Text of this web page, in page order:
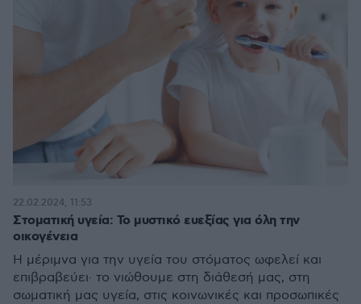
Στοματική υγεία: Το μυστικό ευεξίας για όλη την
οικογένεια
Η μέριμνα για την υγεία του στόματος ωφελεί και
επιβραβεύει· το νιώθουμε στη διάθεσή μας, στη
σωματική μας υγεία, στις κοινωνικές και προσωπικές
22.02.2024, 11:53